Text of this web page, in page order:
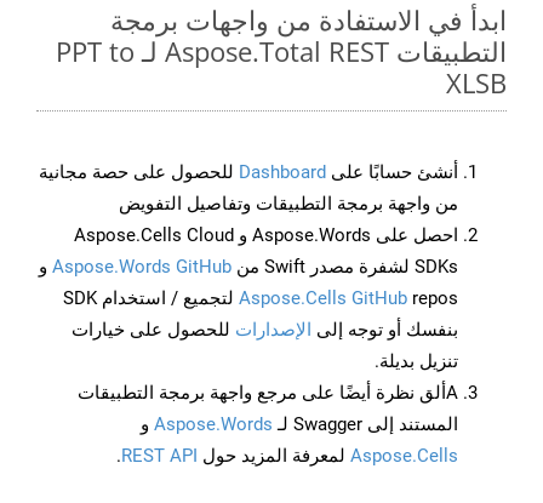
ابدأ في الاستفادة من واجهات برمجة
التطبيقات Aspose.Total REST لـ PPT to
XLSB
أنشئ حسابًا على Dashboard للحصول على حصة مجانية
من واجهة برمجة التطبيقات وتفاصيل التفويض
احصل على Aspose.Words و Aspose.Cells Cloud
SDKs لشفرة مصدر Swift من
Aspose.Words GitHub و
Aspose.Cells GitHub
repos لتجميع / استخدام SDK
بنفسك أو توجه إلى الإصدارات للحصول على خيارات
تنزيل بديلة.
Aألق نظرة أيضًا على مرجع واجهة برمجة التطبيقات
المستند إلى Swagger لـ
Aspose.Words و
Aspose.Cells لمعرفة المزيد حول REST API
.